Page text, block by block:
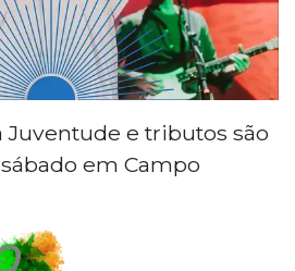
Juventude e tributos são
em Campo